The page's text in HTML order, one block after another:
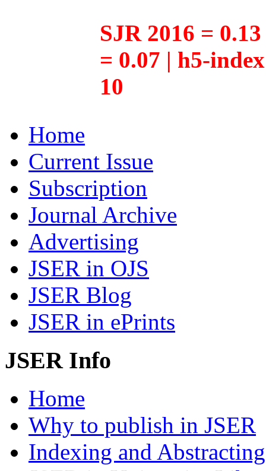
SJR 2016 =
= 0.07 | h5-
10
Home
Current Issue
Subscription
Journal Archive
Advertising
JSER in OJS
JSER Blog
JSER in ePrints
JSER Info
Home
Why to publish in JSER
Indexing and Abstracting